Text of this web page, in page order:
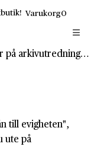
Varukorg0
Vårt remissvar på arkivutredningen
till evigheten",
ute på